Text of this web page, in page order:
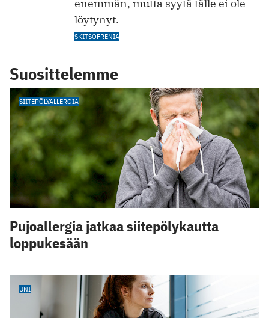
enemmän, mutta syytä tälle ei ole
löytynyt.
SKITSOFRENIA
Suosittelemme
SIITEPÖLYALLERGIA
Pujoallergia jatkaa siitepölykautta
loppukesään
UNI